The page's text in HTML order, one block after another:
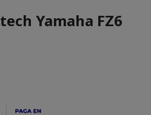
Yamaha FZ6